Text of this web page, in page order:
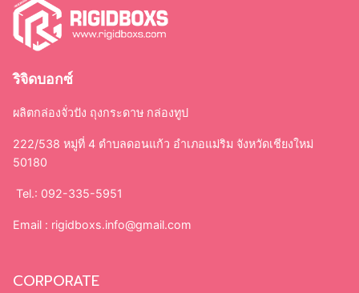
ริจิดบอกซ์
ผลิตกล่องจั่วปัง ถุงกระดาษ กล่องทูป
222/538 หมู่ที่ 4 ตำบลดอนแก้ว อำเภอแม่ริม จังหวัดเชียงใหม่
50180
Tel.: 092-335-5951
Email : rigidboxs.info@gmail.com
CORPORATE